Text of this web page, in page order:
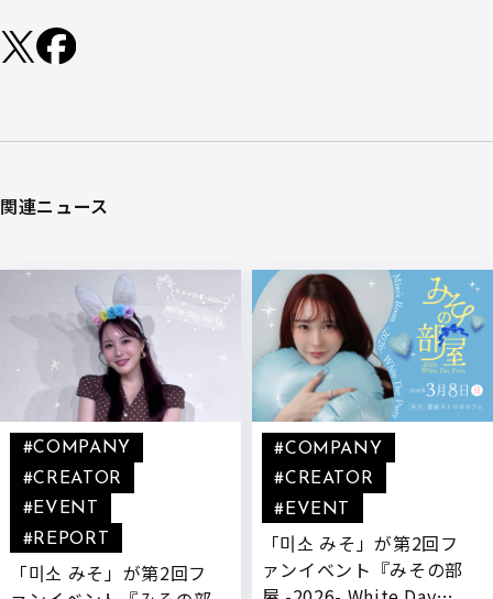
関連ニュース
「미소 みそ」が第2回フ
#COMPANY
#CREATOR
#EVENT
#REPORT
「미소 みそ」が第2回フ
ァンイベント『みその部
#COMPANY
#CREATOR
#EVENT